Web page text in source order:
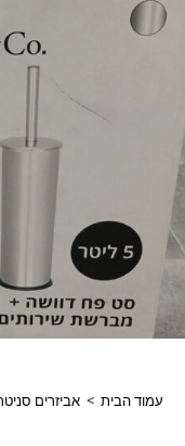
עמוד הבית > אביזרים